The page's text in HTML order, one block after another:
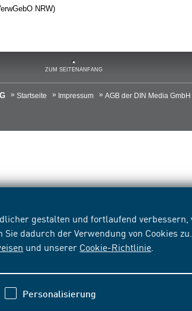
gestalten und fortlaufend verbessern,
dadurch der Verwendung von Cookies
und unserer Cookie-Richtlinie
Personalisierung
NRW)
ZUM SEITENANFANG
Startseite Impressum AGB der DIN Media GmbH